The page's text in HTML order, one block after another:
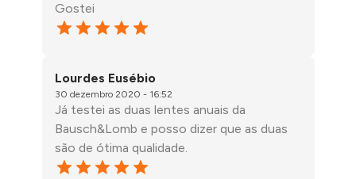
Gostei
Lourdes Eusébio
30 dezembro 2020 - 16:52
Já testei as duas lentes anuais da
Bausch&Lomb e posso dizer que as duas
são de ótima qualidade.